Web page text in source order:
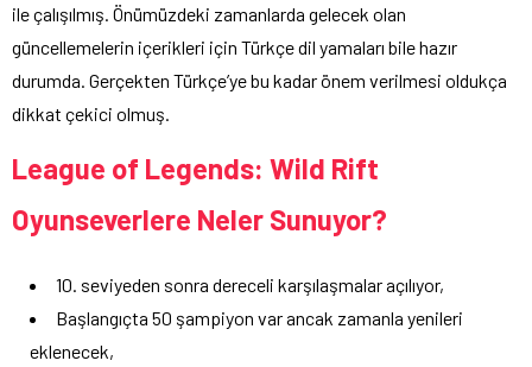
ile çalışılmış. Önümüzdeki zamanlarda gelecek olan
güncellemelerin içerikleri için Türkçe dil yamaları bile hazır
durumda. Gerçekten Türkçe’ye bu kadar önem verilmesi oldukça
dikkat çekici olmuş.
League of Legends: Wild Rift
Oyunseverlere Neler Sunuyor?
10. seviyeden sonra dereceli karşılaşmalar açılıyor,
Başlangıçta 50 şampiyon var ancak zamanla yenileri
eklenecek,